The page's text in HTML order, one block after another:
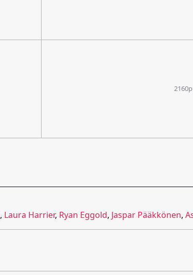
2160p
, Laura Harrier, Ryan Eggold, Jaspar Pääkkönen,